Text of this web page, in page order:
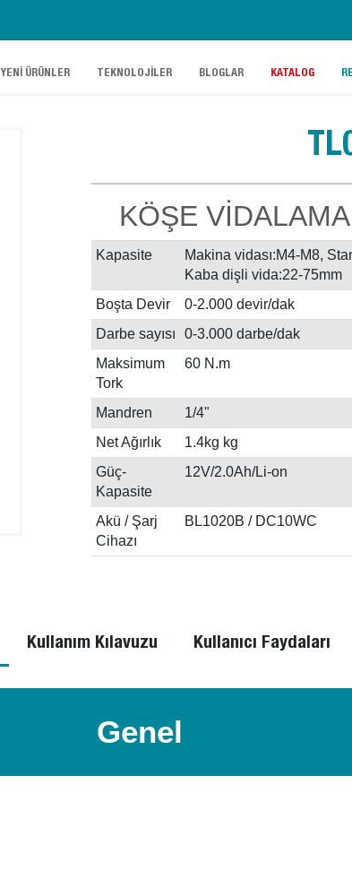
YENİ ÜRÜNLER TEKNOLOJİLER BLOGLAR KATALOG
KÖŞE
Kapasite
Makina vidası:M4-M8,
Kaba dişli vida:22-75mm
Boşta Devir
0-2.000 devir/dak
Darbe sayısı
0-3.000 darbe/dak
Maksimum
Tork
60 N.m
Mandren
1/4"
Net Ağırlık
1.4kg kg
Güç-
Kapasite
12V/2.0Ah/Li-on
Akü / Şarj
Cihazı
BL1020B / DC10WC
Kullanım Kılavuzu Kullanıcı Faydaları
Genel